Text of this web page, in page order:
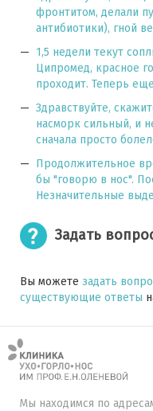
фронтитом, делали
антибиотики), гной
1,5 недели текут
Ципромед, красное
проходит. Теперь
Здравствуйте,
насморк сильный, и
сначала просто
Продолжительное
бы "говорю в нос".
Незначительные
Задать
Вы можете задать
существующие ответы
Мы находимся по